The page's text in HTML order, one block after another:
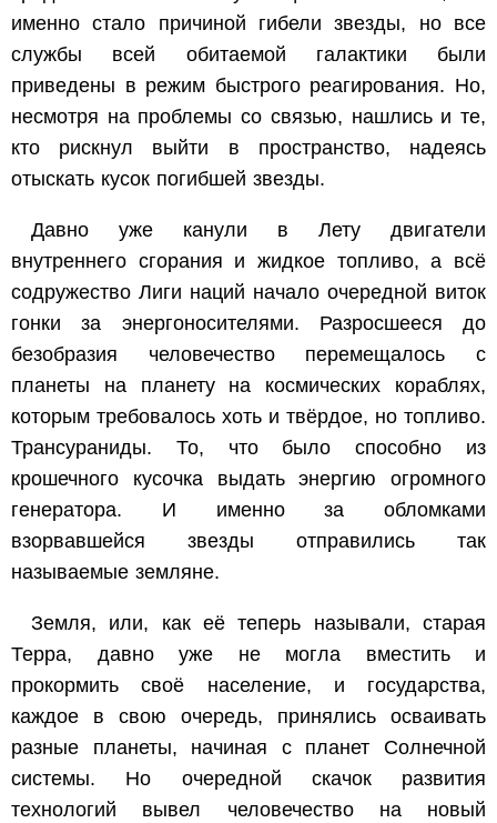
именно стало причиной гибели звезды, но все
службы всей обитаемой галактики были
приведены в режим быстрого реагирования. Но,
несмотря на проблемы со связью, нашлись и те,
кто рискнул выйти в пространство, надеясь
отыскать кусок погибшей звезды.
Давно уже канули в Лету двигатели
внутреннего сгорания и жидкое топливо, а всё
содружество Лиги наций начало очередной виток
гонки за энергоносителями. Разросшееся до
безобразия человечество перемещалось с
планеты на планету на космических кораблях,
которым требовалось хоть и твёрдое, но топливо.
Трансураниды. То, что было способно из
крошечного кусочка выдать энергию огромного
генератора. И именно за обломками
взорвавшейся звезды отправились так
называемые земляне.
Земля, или, как её теперь называли, старая
Терра, давно уже не могла вместить и
прокормить своё население, и государства,
каждое в свою очередь, принялись осваивать
разные планеты, начиная с планет Солнечной
системы. Но очередной скачок развития
технологий вывел человечество на новый